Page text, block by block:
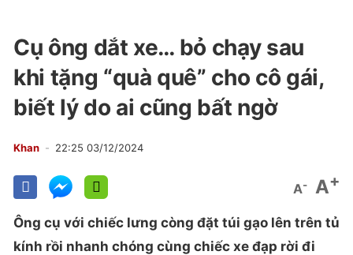
Cụ ông dắt xe… bỏ chạy sau
khi tặng “quà quê” cho cô gái,
biết lý do ai cũng bất ngờ
Khan 22:25 03/12/2024
A- A+
Ông cụ với chiếc lưng còng đặt túi gạo lên trên tủ
kính rồi nhanh chóng cùng chiếc xe đạp rời đi